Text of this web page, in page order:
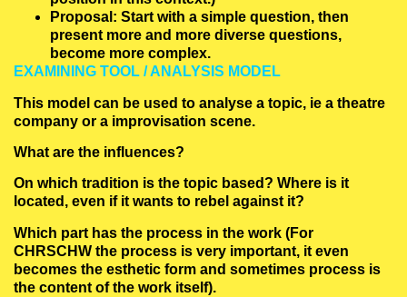
Proposal: Start with a simple question, then
present more and more diverse questions,
become more complex.
EXAMINING TOOL / ANALYSIS MODEL
This model can be used to analyse a topic, ie a theatre
company or a improvisation scene.
What are the influences?
On which tradition is the topic based? Where is it
located, even if it wants to rebel against it?
Which part has the process in the work (For
CHRSCHW the process is very important, it even
becomes the esthetic form and sometimes process is
the content of the work itself).